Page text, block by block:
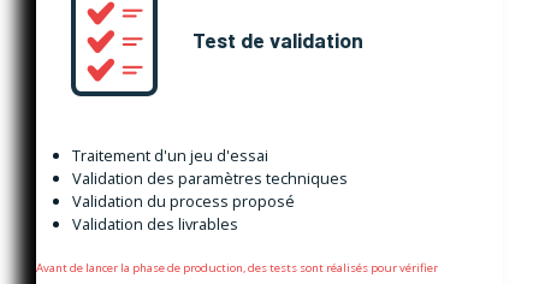
Test de validation
Traitement d'un jeu d'essai
Validation des paramètres techniques
Validation du process proposé
Validation des livrables
Avant de lancer la phase de production, des tests sont réalisés pour vérifier